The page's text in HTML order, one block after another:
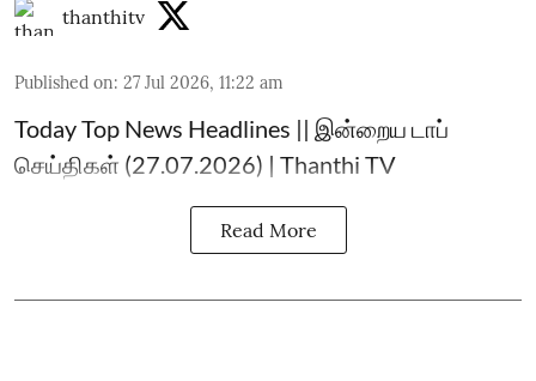
thanthitv
Published on: 27 Jul 2026, 11:22 am
Today Top News Headlines || இன்றைய டாப்
செய்திகள் (27.07.2026) | Thanthi TV
Read More